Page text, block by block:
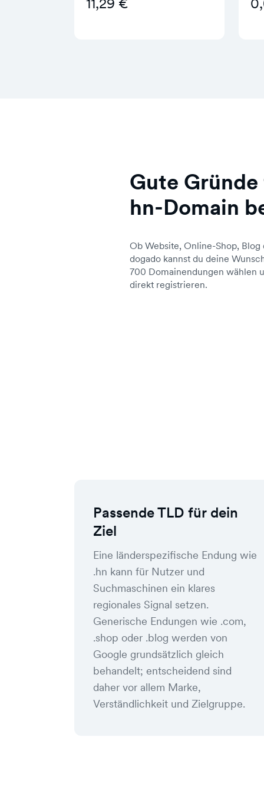
Gute
hn-Domain
Ob Website, Online-Shop,
dogado kannst du deine
700 Domainendungen wählen
direkt registrieren.
Passende TLD für dein
Ziel
Eine länderspezifische Endung wie
.hn kann für Nutzer und
Suchmaschinen ein klares
regionales Signal setzen.
Generische Endungen wie .com,
.shop oder .blog werden von
Google grundsätzlich gleich
behandelt; entscheidend sind
daher vor allem Marke,
Verständlichkeit und Zielgruppe.